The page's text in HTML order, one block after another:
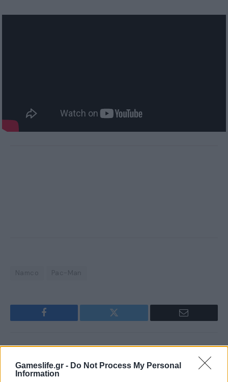
Gameslife.gr - Do Not Process My Personal
Information
Namco Pac-Man
Facebook Twitter Email